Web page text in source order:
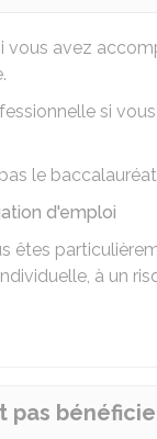
vous avez
si
le baccalauréat
d'emploi
êtes
à un
pas